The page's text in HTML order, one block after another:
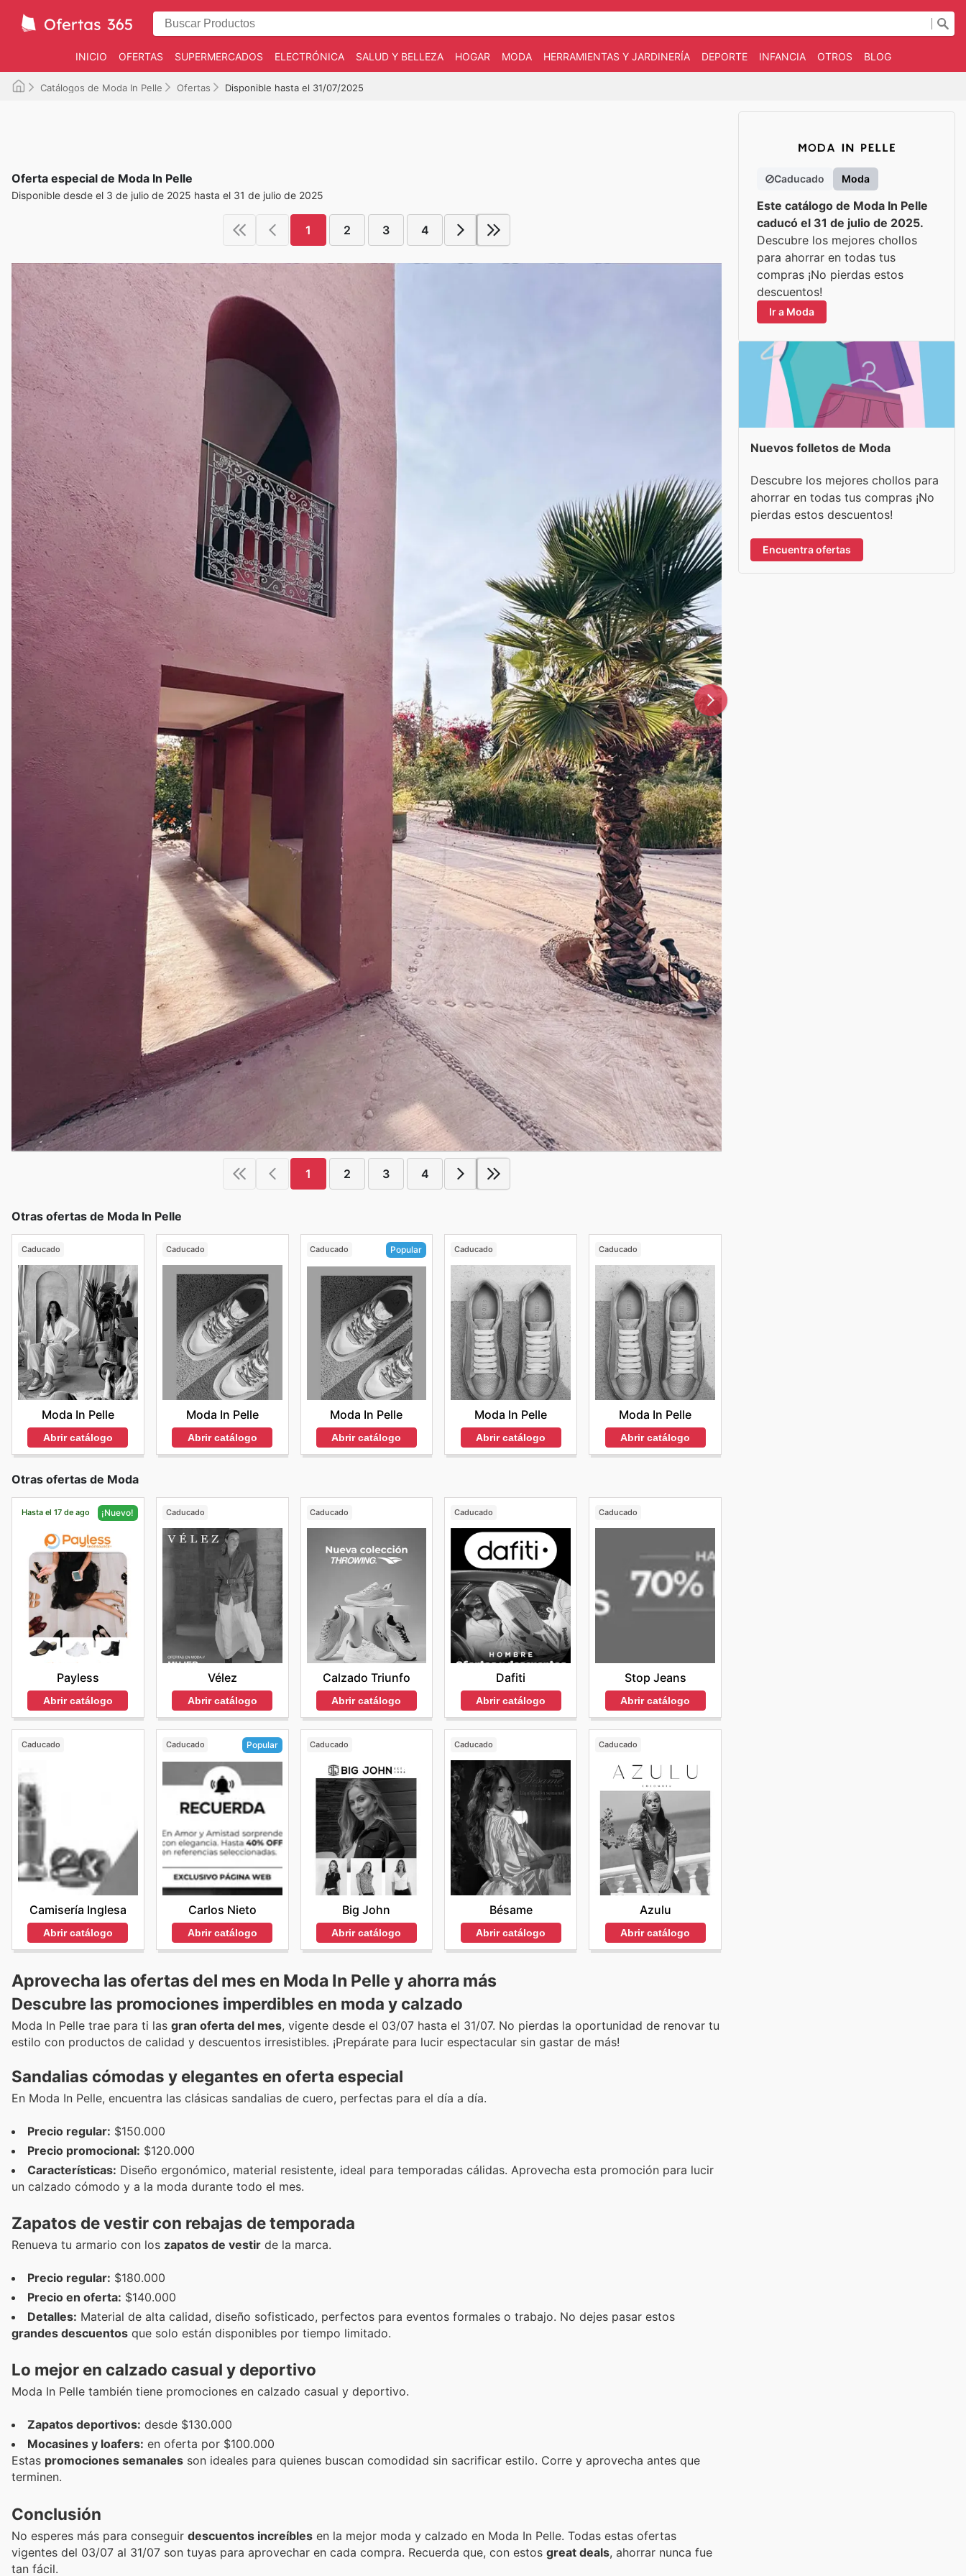
INICIO OFERTAS SUPERMERCADOS ELECTRÓNICA SALUD Y BELLEZA HOGAR MODA HERRAMIENTAS Y JARDINERÍA DEPORTE INFANCIA OTROS BLOG
Catálogos de Moda In Pelle Ofertas Disponible hasta el 31/07/2025
Oferta especial de Moda In Pelle
Disponible desde el 3 de julio de 2025 hasta el 31 de julio de 2025
1 2 3 4
1 2 3 4
Otras ofertas de Moda In Pelle
Caducado
Moda In Pelle
Abrir catálogo
Caducado
Moda In Pelle
Abrir catálogo
Caducado Popular
Moda In Pelle
Abrir catálogo
Caducado
Moda In Pelle
Abrir catálogo
Caducado
Moda In Pelle
Abrir catálogo
Otras ofertas de Moda
Hasta el 17 de ago ¡Nuevo!
Payless
Abrir catálogo
Caducado
Vélez
Abrir catálogo
Caducado
Calzado Triunfo
Abrir catálogo
Caducado
Dafiti
Abrir catálogo
Caducado
Stop Jeans
Abrir catálogo
Caducado
Camisería Inglesa
Abrir catálogo
Caducado Popular
Carlos Nieto
Abrir catálogo
Caducado
Big John
Abrir catálogo
Caducado
Bésame
Abrir catálogo
Caducado
Azulu
Abrir catálogo
Aprovecha las ofertas del mes en Moda In Pelle y ahorra más
Descubre las promociones imperdibles en moda y calzado
Moda In Pelle trae para ti las gran oferta del mes, vigente desde el 03/07 hasta el 31/07. No pierdas la oportunidad de renovar tu
estilo con productos de calidad y descuentos irresistibles. ¡Prepárate para lucir espectacular sin gastar de más!
Sandalias cómodas y elegantes en oferta especial
En Moda In Pelle, encuentra las clásicas sandalias de cuero, perfectas para el día a día.
Precio regular: $150.000
Precio promocional: $120.000
Características: Diseño ergonómico, material resistente, ideal para temporadas cálidas. Aprovecha esta promoción para lucir
un calzado cómodo y a la moda durante todo el mes.
Zapatos de vestir con rebajas de temporada
Renueva tu armario con los zapatos de vestir de la marca.
Precio regular: $180.000
Precio en oferta: $140.000
Detalles: Material de alta calidad, diseño sofisticado, perfectos para eventos formales o trabajo. No dejes pasar estos
grandes descuentos que solo están disponibles por tiempo limitado.
Lo mejor en calzado casual y deportivo
Moda In Pelle también tiene promociones en calzado casual y deportivo.
Zapatos deportivos: desde $130.000
Mocasines y loafers: en oferta por $100.000
Estas promociones semanales son ideales para quienes buscan comodidad sin sacrificar estilo. Corre y aprovecha antes que
terminen.
Conclusión
No esperes más para conseguir descuentos increíbles en la mejor moda y calzado en Moda In Pelle. Todas estas ofertas
vigentes del 03/07 al 31/07 son tuyas para aprovechar en cada compra. Recuerda que, con estos great deals, ahorrar nunca fue
tan fácil.
Caducado Moda
Este catálogo de Moda In Pelle
caducó el 31 de julio de 2025.
Descubre los mejores chollos
para ahorrar en todas tus
compras ¡No pierdas estos
descuentos!
Ir a Moda
Nuevos folletos de Moda
Descubre los mejores chollos para
ahorrar en todas tus compras ¡No
pierdas estos descuentos!
Encuentra ofertas